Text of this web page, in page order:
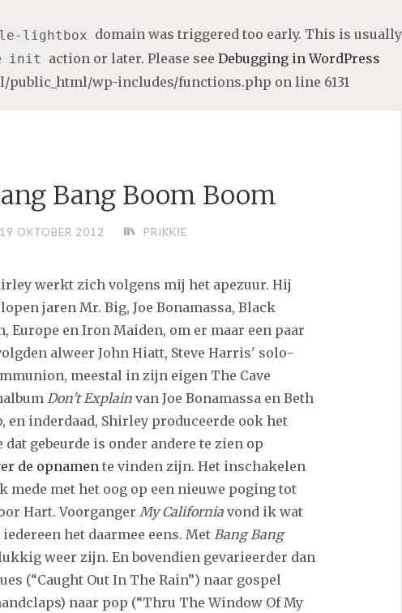
lightbox domain was triggered too early. This is usually
init action or later. Please see Debugging in WordPress
public_html/wp-includes/functions.php on line 6131
Bang Boom Boom
19 OKTOBER 2012 PRIKKIE
werkt zich volgens mij het apezuur. Hij
jaren Mr. Big, Joe Bonamassa, Black
Europe en Iron Maiden, om er maar een paar
alweer John Hiatt, Steve Harris' solo-
meestal in zijn eigen The Cave
Don't Explainvan Joe Bonamassa en Beth
en inderdaad, Shirley produceerde ook het
gebeurde is onder andere te zien op
de opnamente vinden zijn. Het inschakelen
met het oog op een nieuwe poging tot
Hart. Voorganger My Californiavond ik wat
het daarmee eens. MetBang Bang
weer zijn. En bovendien gevarieerder dan
(“Caught Out In The Rain”) naar gospel
naar pop (“Thru The Window Of My